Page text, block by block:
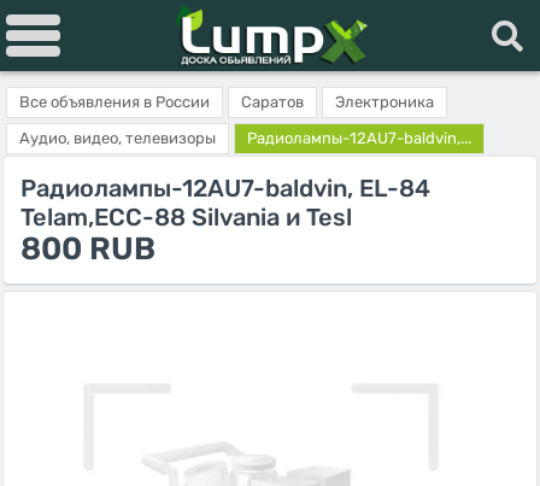
Все объявления в России Саратов
Электроника
Аудио, видео, телевизоры
Радиолампы-12AU7-baldvin,...
Радиолампы-12AU7-baldvin, EL-84
Telam,ЕСС-88 Silvania и Tesl
800 RUB